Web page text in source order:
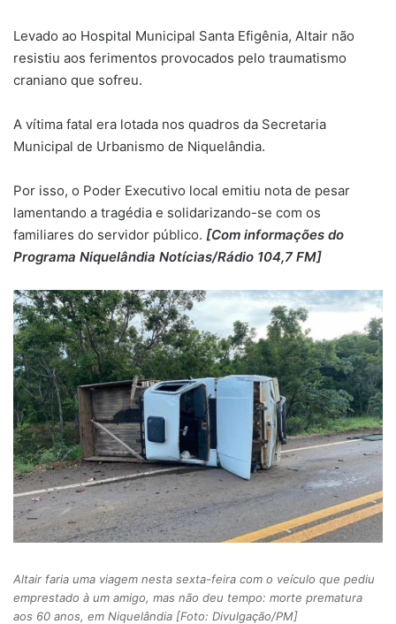
Levado ao Hospital Municipal Santa Efigênia, Altair não
resistiu aos ferimentos provocados pelo traumatismo
craniano que sofreu.
A vítima fatal era lotada nos quadros da Secretaria
Municipal de Urbanismo de Niquelândia.
Por isso, o Poder Executivo local emitiu nota de pesar
lamentando a tragédia e solidarizando-se com os
familiares do servidor público. [Com informações do
Programa Niquelândia Notícias/Rádio 104,7 FM]
Altair faria uma viagem nesta sexta-feira com o veículo que pediu
emprestado à um amigo, mas não deu tempo: morte prematura
aos 60 anos, em Niquelândia [Foto: Divulgação/PM]